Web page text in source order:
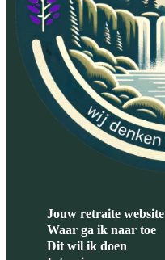
Jouw retraite website
Waar ga ik naar toe
Dit wil ik doen